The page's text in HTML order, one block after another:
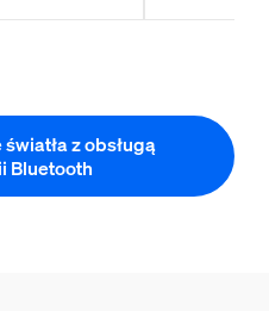
z obsługą
Bluetooth